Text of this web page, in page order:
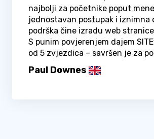
najbolji za početnike poput
jednostavan postupak i iznimna
podrška čine izradu web
S punim povjerenjem dajem
od 5 zvjezdica – savršen je za
Paul Downes